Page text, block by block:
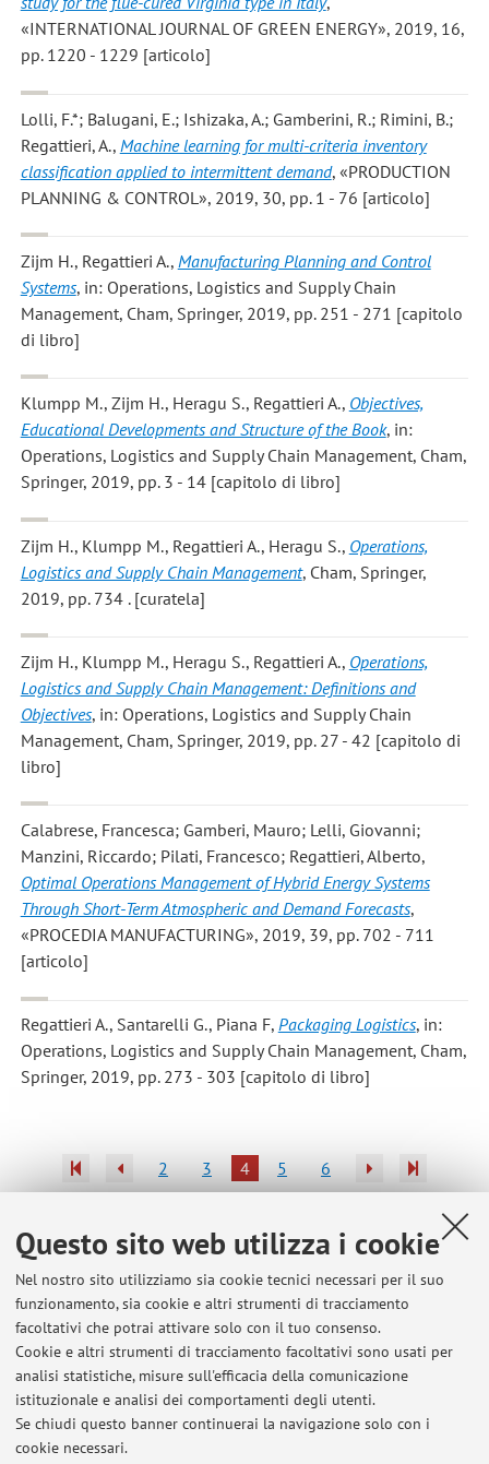
Questo sito web utilizza i cookie
Nel nostro sito utilizziamo sia cookie tecnici necessari per il suo
funzionamento, sia cookie e altri strumenti di tracciamento
facoltativi che potrai attivare solo con il tuo consenso.
Cookie e altri strumenti di tracciamento facoltativi sono usati per
analisi statistiche, misure sull'efficacia della comunicazione
istituzionale e analisi dei comportamenti degli utenti.
Se chiudi questo banner continuerai la navigazione solo con i
cookie necessari.
«INTERNATIONAL JOURNAL OF GREEN ENERGY», 2019, 16,
pp. 1220 - 1229 [articolo]
Lolli, F.*; Balugani, E.; Ishizaka, A.; Gamberini, R.; Rimini, B.;
Regattieri, A., Machine learning for multi-criteria inventory
classification applied to intermittent demand, «PRODUCTION
PLANNING & CONTROL», 2019, 30, pp. 1 - 76 [articolo]
Zijm H., Regattieri A., Manufacturing Planning and Control
Systems, in: Operations, Logistics and Supply Chain
Management, Cham, Springer, 2019, pp. 251 - 271 [capitolo
di libro]
Klumpp M., Zijm H., Heragu S., Regattieri A., Objectives,
Educational Developments and Structure of the Book, in:
Operations, Logistics and Supply Chain Management, Cham,
Springer, 2019, pp. 3 - 14 [capitolo di libro]
Zijm H., Klumpp M., Regattieri A., Heragu S., Operations,
Logistics and Supply Chain Management, Cham, Springer,
2019, pp. 734 . [curatela]
Zijm H., Klumpp M., Heragu S., Regattieri A., Operations,
Logistics and Supply Chain Management: Definitions and
Objectives, in: Operations, Logistics and Supply Chain
Management, Cham, Springer, 2019, pp. 27 - 42 [capitolo di
libro]
Calabrese, Francesca; Gamberi, Mauro; Lelli, Giovanni;
Manzini, Riccardo; Pilati, Francesco; Regattieri, Alberto,
Optimal Operations Management of Hybrid Energy Systems
Through Short-Term Atmospheric and Demand Forecasts,
«PROCEDIA MANUFACTURING», 2019, 39, pp. 702 - 711
[articolo]
Regattieri A., Santarelli G., Piana F, Packaging Logistics, in:
Operations, Logistics and Supply Chain Management, Cham,
Springer, 2019, pp. 273 - 303 [capitolo di libro]
2 3 4 5 6
Ultimi avvisi
aggiornamento proposte TESI DI LAUREA ATTUALMENTE
DISPONIBILI (03/08/2026)
Pubblicato il: 29 agosto 2025